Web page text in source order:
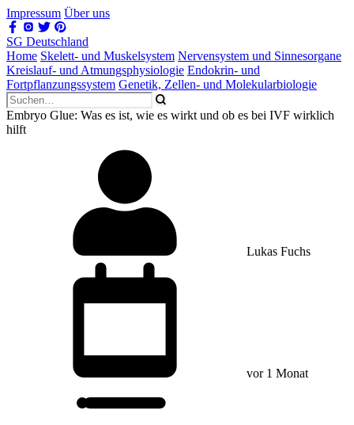
Impressum Über uns
SG Deutschland
Home Skelett- und Muskelsystem Nervensystem und Sinnesorgane
Kreislauf- und Atmungsphysiologie Endokrin- und
Fortpflanzungssystem Genetik, Zellen- und Molekularbiologie
Embryo Glue: Was es ist, wie es wirkt und ob es bei IVF wirklich
hilft
Lukas Fuchs
vor 1 Monat